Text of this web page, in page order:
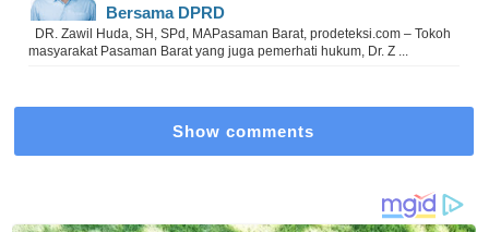
Bersama DPRD
DR. Zawil Huda, SH, SPd, MAPasaman Barat, prodeteksi.com – Tokoh
masyarakat Pasaman Barat yang juga pemerhati hukum, Dr. Z ...
Show comments